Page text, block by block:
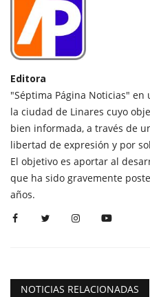
Editora
"Séptima Página Noticias"
la ciudad de Linares cuyo
bien informada, a través de
libertad de expresión y por
El objetivo es aportar al
que ha sido gravemente
años.
NOTICIAS RELACIONADAS